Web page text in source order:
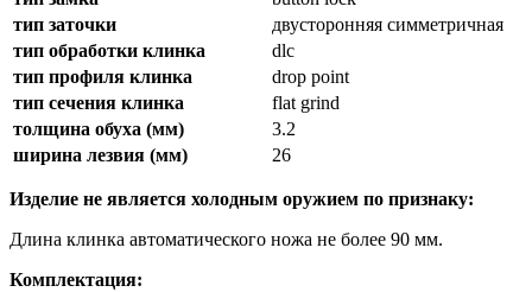
тип заточки
двусторонняя симметричная
тип обработки клинка
dlc
тип профиля клинка
drop point
тип сечения клинка
flat grind
толщина обуха (мм)
3.2
ширина лезвия (мм)
26
Изделие не является холодным оружием по признаку:
Длина клинка автоматического ножа не более 90 мм.
Комплектация: